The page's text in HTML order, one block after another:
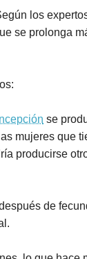
los
se prolonga
se
mujeres que
producirse
de